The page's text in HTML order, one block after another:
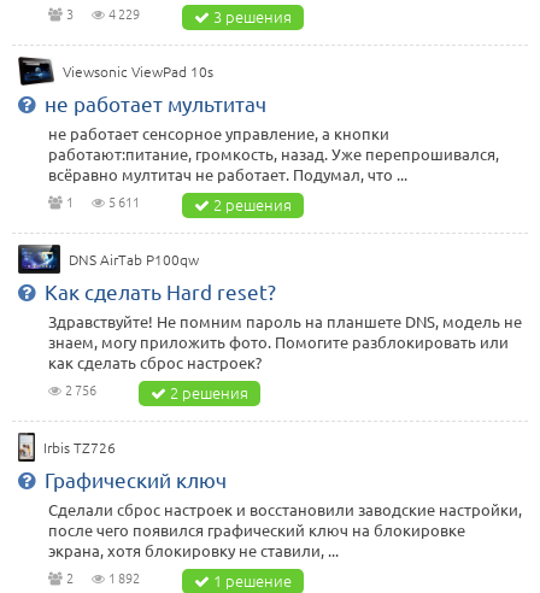
3 4 229 3 решения
Viewsonic ViewPad 10s
не работает мультитач
не работает сенсорное управление, а кнопки
работают:питание, громкость, назад. Уже перепрошивался,
всёравно мултитач не работает. Подумал, что ...
1 5 611 2 решения
DNS AirTab P100qw
Как сделать Hard reset?
Здравствуйте! Не помним пароль на планшете DNS, модель не
знаем, могу приложить фото. Помогите разблокировать или
как сделать сброс настроек?
2 756 2 решения
Irbis TZ726
Графический ключ
Сделали сброс настроек и восстановили заводские настройки,
после чего появился графический ключ на блокировке
экрана, хотя блокировку не ставили, ...
2 1 892 1 решение